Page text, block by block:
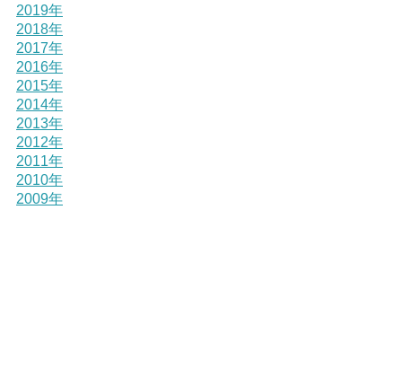
2019年
2018年
2017年
2016年
2015年
2014年
2013年
2012年
2011年
2010年
2009年